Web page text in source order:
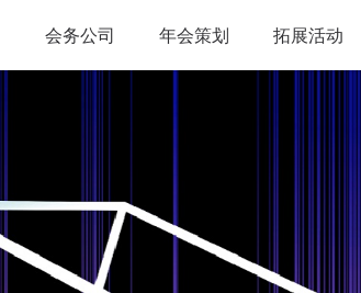
会务公司 年会策划 拓展活动